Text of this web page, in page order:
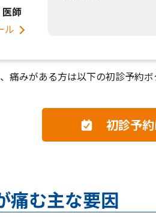
師
ル
痛みがある方は以下の初診予約
初診予
痛む主な要因